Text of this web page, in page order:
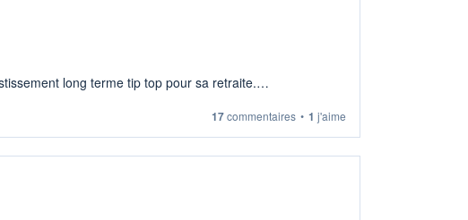
long terme tip top pour sa retraite.
17commentaires • 1 j'aime